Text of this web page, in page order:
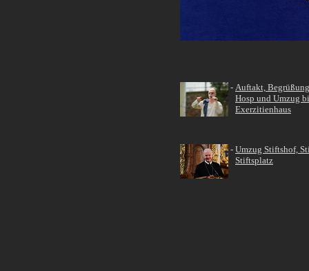
- Auftakt,
Hosp und Umzug
Exerzitienhaus
- Umzug Stiftshof,
Stiftsplatz